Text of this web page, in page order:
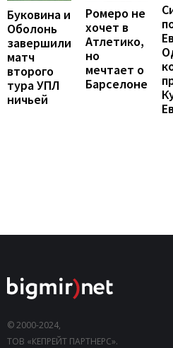
Буковина и
Оболонь
завершили
матч
второго
тура УПЛ
ничьей
Ромеро не
хочет в
Атлетико,
но
мечтает о
Барселоне
© 2000-2024,
ТОВ «КЕПРЕЙТ ПАРТНЕРС».